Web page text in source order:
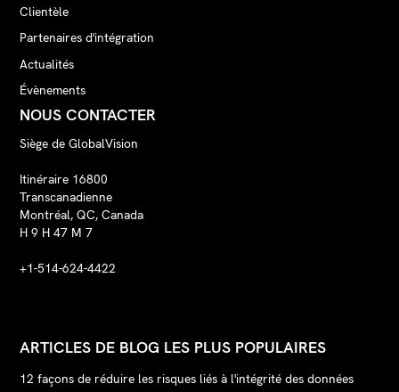
Clientèle
Partenaires d'intégration
Actualités
Évènements
NOUS CONTACTER
Siège de GlobalVision
Itinéraire 16800
Transcanadienne
Montréal, QC, Canada
H 9 H 47 M 7
+1-514-624-4422
ARTICLES DE BLOG LES PLUS POPULAIRES
12 façons de réduire les risques liés à l'intégrité des données